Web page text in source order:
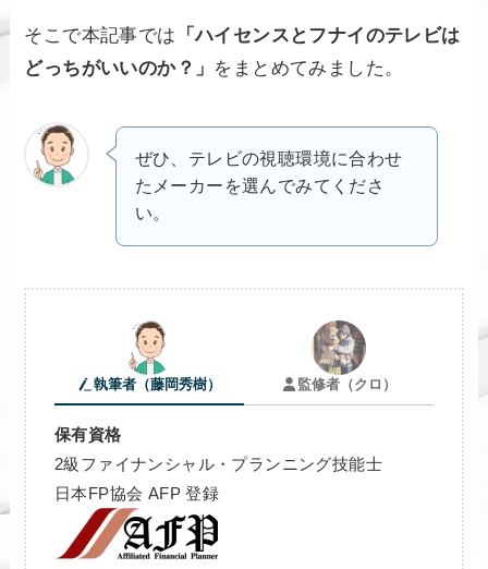
そこで本記事では 「ハイセンスとフナイのテレビは
どっちがいいのか？」 をまとめてみました。
ぜひ、テレビの視聴環境に合わせ
たメーカーを選んでみてくださ
い。
執筆者（藤岡秀樹） 監修者（クロ）
保有資格
2級ファイナンシャル・プランニング技能士
日本FP協会 AFP 登録